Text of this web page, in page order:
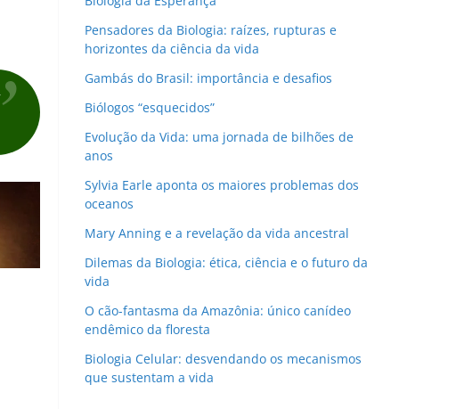
Pensadores da Biologia: raízes, rupturas e
horizontes da ciência da vida
Gambás do Brasil: importância e desafios
Biólogos “esquecidos”
Evolução da Vida: uma jornada de bilhões de
anos
Sylvia Earle aponta os maiores problemas dos
oceanos
Mary Anning e a revelação da vida ancestral
Dilemas da Biologia: ética, ciência e o futuro da
vida
O cão-fantasma da Amazônia: único canídeo
endêmico da floresta
Biologia Celular: desvendando os mecanismos
que sustentam a vida